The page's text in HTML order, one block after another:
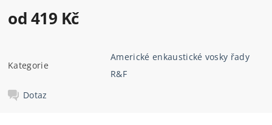
od 419 Kč
Kategorie
Americké enkaustické vosky řady
R&F
Dotaz